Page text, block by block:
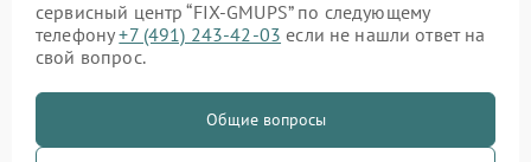
сервисный центр “FIX-GMUPS” по следующему
телефону+7 (491) 243-42-03 если не нашли ответ на
свой вопрос.
Общие вопросы